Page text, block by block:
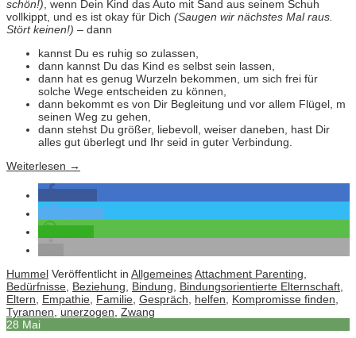
schön!) , wenn Dein Kind das Auto mit Sand aus seinem Schuh
vollkippt, und es ist okay für Dich (Saugen wir nächstes Mal raus.
Stört keinen!) – dann
kannst Du es ruhig so zulassen,
dann kannst Du das Kind es selbst sein lassen,
dann hat es genug Wurzeln bekommen, um sich frei für
solche Wege entscheiden zu können,
dann bekommt es von Dir Begleitung und vor allem Flügel, m
seinen Weg zu gehen,
dann stehst Du größer, liebevoll, weiser daneben, hast Dir
alles gut überlegt und Ihr seid in guter Verbindung.
Weiterlesen →
Hummel Veröffentlicht in AllgemeinesAttachment Parenting
Bedürfnisse Beziehung Bindung Bindungsorientierte Elternschaft
Eltern
Empathie Familie Gespräch helfen Kompromisse finden
Tyrannen
unerzogen Zwang
28 Mai